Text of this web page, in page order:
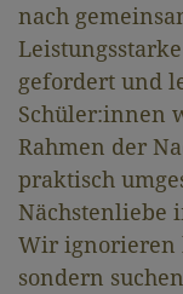
nach
gefordert und
Schüler:innen
Rahmen der
praktisch
Nächstenliebe
Wir ignorieren
sondern